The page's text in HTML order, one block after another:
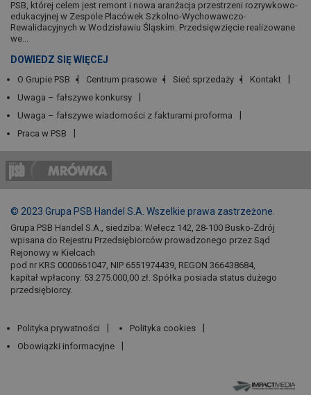
PSB, której celem jest remont i nowa aranżacja przestrzeni rozrywkowo-
edukacyjnej w Zespole Placówek Szkolno-Wychowawczo-
Rewalidacyjnych w Wodzisławiu Śląskim. Przedsięwzięcie realizowane
we...
DOWIEDZ SIĘ WIĘCEJ
O Grupie PSB Centrum prasowe Sieć sprzedaży
Kontakt
Uwaga – fałszywe konkursy
Uwaga – fałszywe wiadomości z fakturami proforma
Praca w PSB
© 2023 Grupa PSB Handel S.A. Wszelkie prawa zastrzeżone.
Grupa PSB Handel S.A., siedziba: Wełecz 142, 28-100 Busko-Zdrój
wpisana do Rejestru Przedsiębiorców prowadzonego przez Sąd
Rejonowy w Kielcach
pod nr KRS 0000661047, NIP 6551974439, REGON 366438684,
kapitał wpłacony: 53.275.000,00 zł. Spółka posiada status dużego
przedsiębiorcy.
Polityka prywatności
Polityka cookies
Obowiązki informacyjne